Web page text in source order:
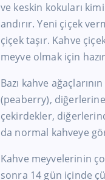
ve keskin kokuları
andırır. Yeni çiçek
çiçek taşır. Kahve
meyve olmak için
Bazı kahve
(peaberry),
çekirdekler,
da normal kahveye
Kahve meyvelerinin
sonra 14 gün içinde